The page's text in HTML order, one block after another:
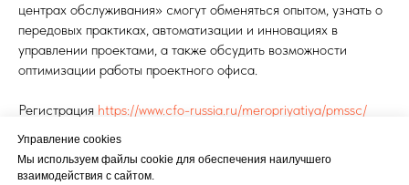
центрах обслуживания» смогут обменяться опытом, узнать о
передовых практиках, автоматизации и инновациях в
управлении проектами, а также обсудить возможности
оптимизации работы проектного офиса.
Регистрация https://www.cfo-russia.ru/meropriyatiya/pmssc/
МЕНЕДЖМЕНТ И ВОПРОСЫ УПРАВЛЕНИЯ
Управление cookies
Мы используем файлы cookie для обеспечения наилучшего
взаимодействия с сайтом.